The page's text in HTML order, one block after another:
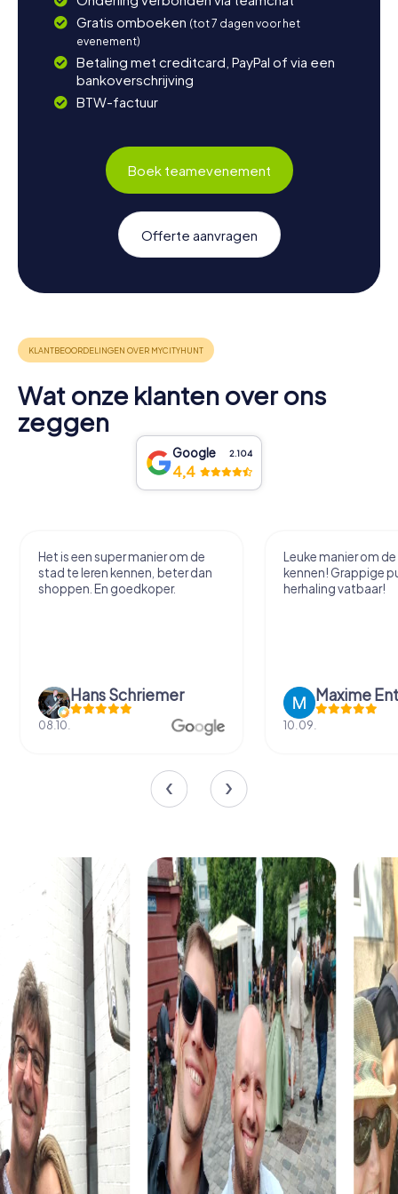
Gratis omboeken (tot 7 dagen voor het
evenement)
Betaling met creditcard, PayPal of via een
bankoverschrijving
BTW-factuur
Boek teamevenement
Offerte aanvragen
Wat onze klanten over ons
zeggen
Google 2.104
4,4
Leuke manier om de stad te leren
kennen! Grappige puzzels, voor
herhaling vatbaar!
10.09.
Heel leuk spel! Fijne
met leuke
tussendoor. Een
Tamara
22.08.